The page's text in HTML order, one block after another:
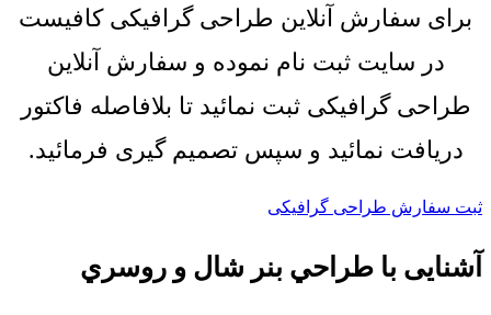
برای سفارش آنلاین طراحی گرافیکی کافیست
در سایت ثبت نام نموده و سفارش آنلاین
طراحی گرافیکی ثبت نمائید تا بلافاصله فاکتور
دریافت نمائید و سپس تصمیم گیری فرمائید.
ثبت سفارش طراحی گرافیکی
آشنایی با طراحي بنر شال و روسري